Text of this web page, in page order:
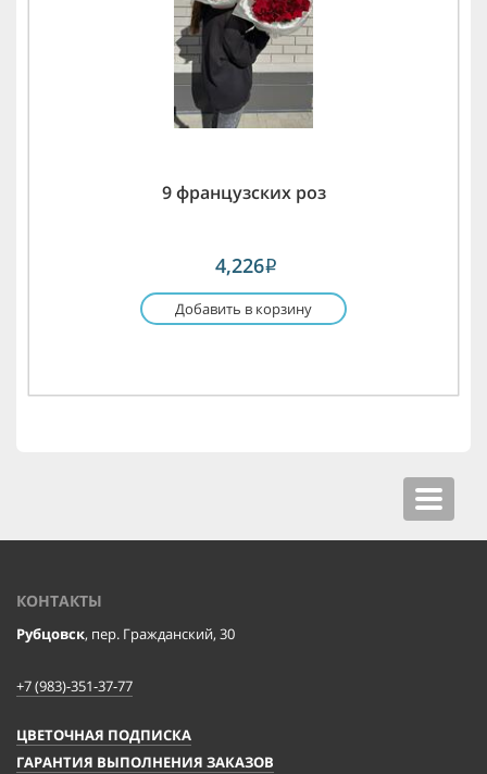
9 французских роз
4,226i
Добавить в корзину
Toggle
КОНТАКТЫ
Рубцовск, пер. Гражданский, 30
+7 (983)-351-37-77
ЦВЕТОЧНАЯ ПОДПИСКА
ГАРАНТИЯ ВЫПОЛНЕНИЯ ЗАКАЗОВ